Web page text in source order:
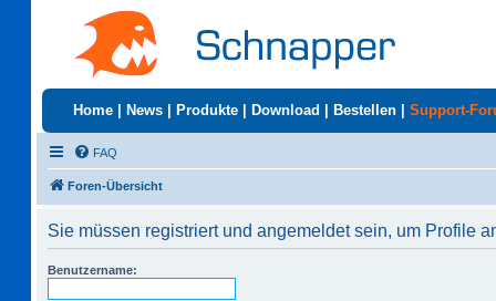
Home News Produkte Download Bestellen Support-
FAQ
Foren-Übersicht
Sie müssen registriert und angemeldet sein, um Profile
Benutzername: